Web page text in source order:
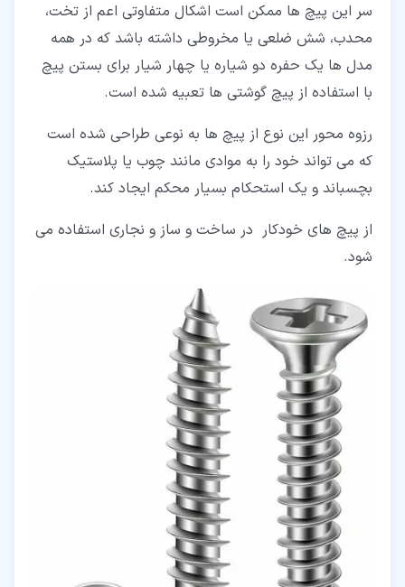
سر این پیچ ها ممکن است اشکال متفاوتی اعم از تخت،
محدب، شش ضلعی یا مخروطی داشته باشد که در همه
مدل ها یک حفره دو شیاره یا چهار شیار برای بستن پیچ
با استفاده از پیچ گوشتی ها تعبیه شده است.
رزوه محور این نوع از پیچ ها به نوعی طراحی شده است
که می تواند خود را به موادی مانند چوب یا پلاستیک
بچسباند و یک استحکام بسیار محکم ایجاد کند.
از پیچ های خودکار در ساخت و ساز و نجاری استفاده می
شود.